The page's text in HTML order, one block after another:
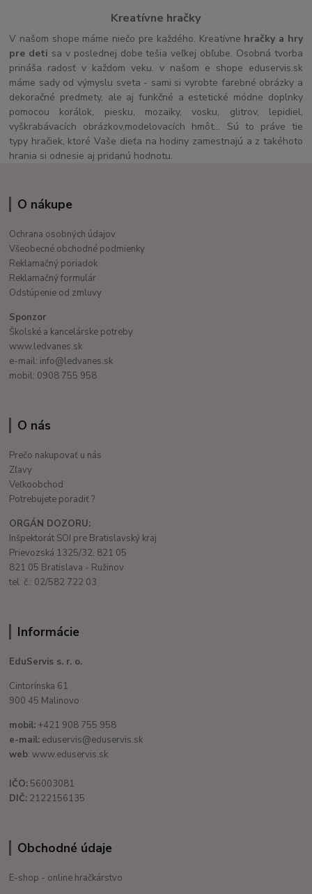
Kreatívne hračky
V našom shope máme niečo pre každého. Kreatívne hračky a hry
pre deti sa v poslednej dobe tešia veľkej obľube. Osobná tvorba
prináša radosť v každom veku. v našom e shope eduservis.sk
máme sady od výmyslu sveta - sami si vyrobte farebné obrázky a
dekoračné predmety, ale aj funkčné a estetické módne doplnky
pomocou korálok, piesku, mozaiky, vosku, glitrov, lepidiel,
vyškrabávacích obrázkov,modelovacích hmôt... Sú to práve tie
typy hračiek, ktoré Vaše dieťa na hodiny zamestnajú a z takéhoto
hrania si odnesie aj pridanú hodnotu.
O nákupe
Ochrana osobných údajov
Všeobecné obchodné podmienky
Reklamačný poriadok
Reklamačný formulár
Odstúpenie od zmluvy
Sponzor
Školské a kancelárske potreby
www.ledvanes.sk
e-mail: info@ledvanes.sk
mobil: 0908 755 958
O nás
Prečo nakupovať u nás
Zľavy
Veľkoobchod
Potrebujete poradiť ?
ORGÁN DOZORU:
Inšpektorát SOI pre Bratislavský kraj
Prievozská 1325/32, 821 05
821 05 Bratislava - Ružinov
tel. č.: 02/582 722 03
Informácie
EduServis s. r. o.
Cintorínska 61
900 45 Malinovo
mobil: +421 908 755 958
e-mail: eduservis@eduservis.sk
web: www.eduservis.sk
IČO: 56003081
DIČ: 2122156135
Obchodné údaje
E-shop - online hračkárstvo